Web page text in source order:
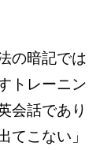
の暗記では
トレーニン
会話であり
てこない」